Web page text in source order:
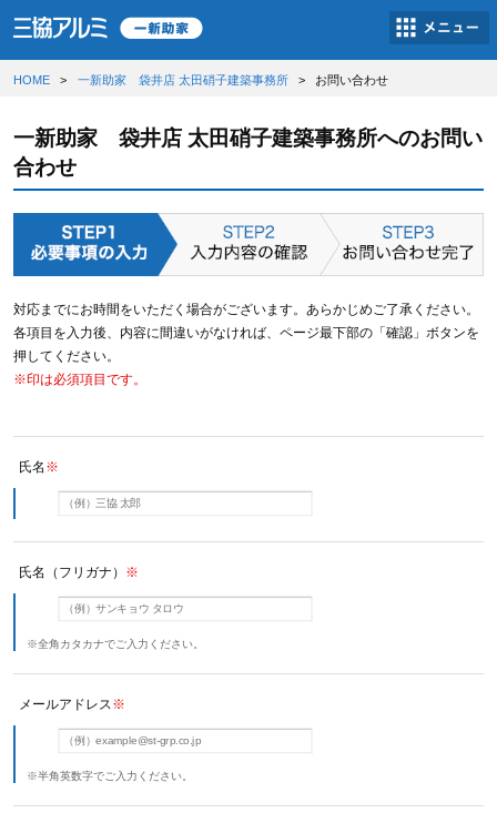
HOME 一新助家 袋井店 太田硝子建築事務所 お問い合わせ
一新助家 袋井店 太田硝子建築事務所へのお問い
合わせ
対応までにお時間をいただく場合がございます。あらかじめご了承ください。
各項目を入力後、内容に間違いがなければ、ページ最下部の「確認」ボタンを
押してください。
※印は必須項目です。
氏名 ※
氏名（フリガナ） ※
※全角カタカナでご入力ください。
メールアドレス※
※半角英数字でご入力ください。